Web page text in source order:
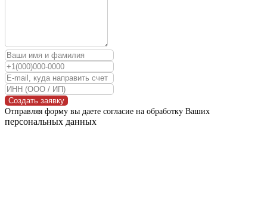
Создать заявку
Отправляя форму вы даете согласие на обработку Ваших
персональных данных